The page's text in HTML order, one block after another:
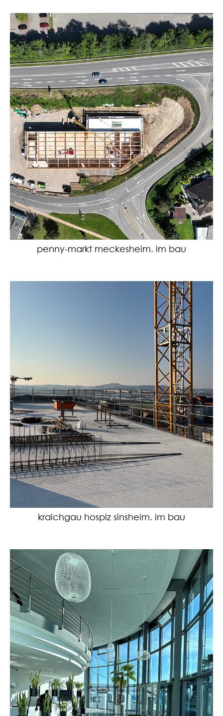
penny-markt meckesheim. im bau
kraichgau hospiz sinsheim. im bau